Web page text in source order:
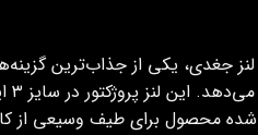
محصول برای طیف وسیعی از